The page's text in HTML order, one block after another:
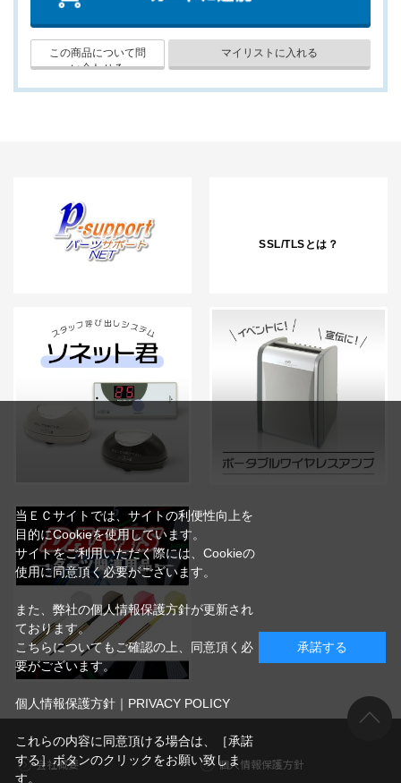
SSL/TLSとは？
会社概要 個人情報保護方針
当ＥＣサイトでは、サイトの利便性向上を
目的にCookieを使用しています。
サイトをご利用いただく際には、Cookieの
使用に同意頂く必要がございます。
また、弊社の個人情報保護方針が更新され
ております。
こちらについてもご確認の上、同意頂く必
要がございます。
個人情報保護方針｜PRIVACY POLICY
これらの内容に同意頂ける場合は、［承諾
する］ボタンのクリックをお願い致しま
す。
承諾する